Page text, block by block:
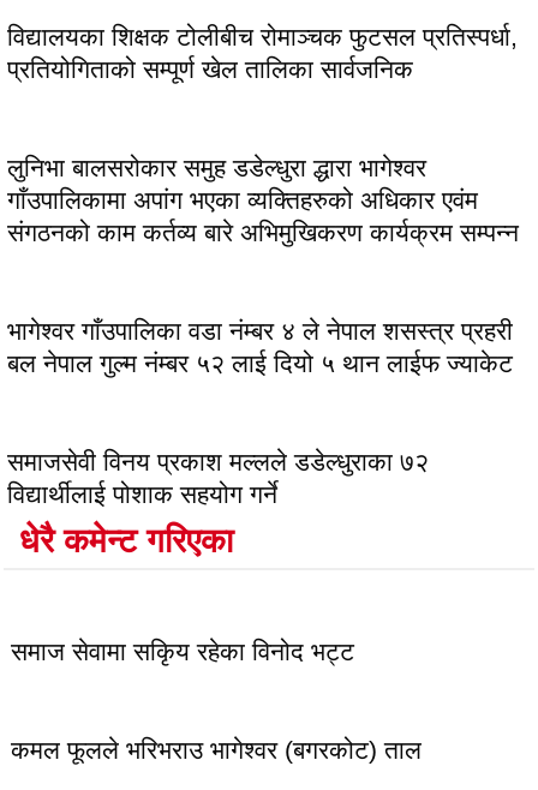
विद्यालयका शिक्षक टोलीबीच रोमाञ्चक फुटसल प्रतिस्पर्धा,
प्रतियोगिताको सम्पूर्ण खेल तालिका सार्वजनिक
लुनिभा बालसरोकार समुह डडेल्धुरा द्धारा भागेश्वर
गाँउपालिकामा अपांग भएका व्यक्तिहरुको अधिकार एवंम
संगठनको काम कर्तव्य बारे अभिमुखिकरण कार्यक्रम सम्पन्न
भागेश्वर गाँउपालिका वडा नंम्बर ४ ले नेपाल शसस्त्र प्रहरी
बल नेपाल गुल्म नंम्बर ५२ लाई दियो ५ थान लाईफ ज्याकेट
समाजसेवी विनय प्रकाश मल्लले डडेल्धुराका ७२
विद्यार्थीलाई पोशाक सहयोग गर्ने
धेरै कमेन्ट गरिएका
समाज सेवामा सकिृय रहेका विनोद भट्ट
कमल फूलले भरिभराउ भागेश्वर (बगरकोट) ताल